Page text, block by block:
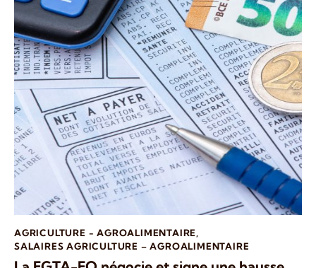
AGRICULTURE - AGROALIMENTAIRE,
SALAIRES AGRICULTURE – AGROALIMENTAIRE